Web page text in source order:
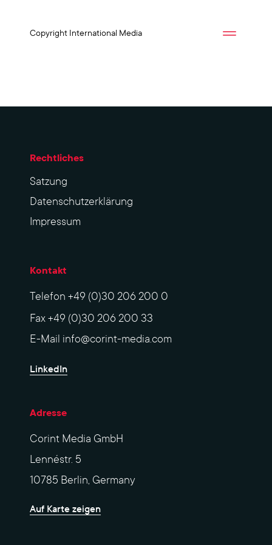
Copyright International Media
Rechtliches
Sat­zung
Datenschutzerklärung
Impres­sum
Kontakt
Telefon +49 (0)30 206 200 0
Fax+49 (0)30 206 200 33
E-Mail info@corint-media.com
LinkedIn
Adresse
Corint Media GmbH
Lennéstr. 5
10785 Berlin, Germany
Auf Karte zeigen